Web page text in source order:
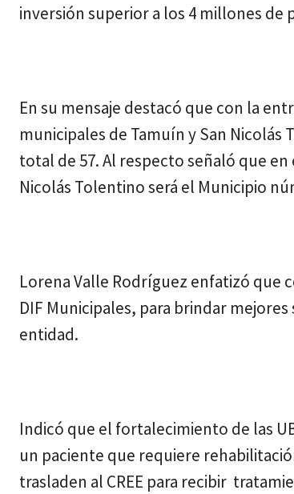
inversión superior a los 4 millones de
En su mensaje destacó que con la
municipales de Tamuín y San Nicolás
total de 57. Al respecto señaló que
Nicolás Tolentino será el Municipio
Lorena Valle Rodríguez enfatizó que
DIF Municipales, para brindar
entidad.
Indicó que el fortalecimiento de las
un paciente que requiere
trasladen al CREE para recibir